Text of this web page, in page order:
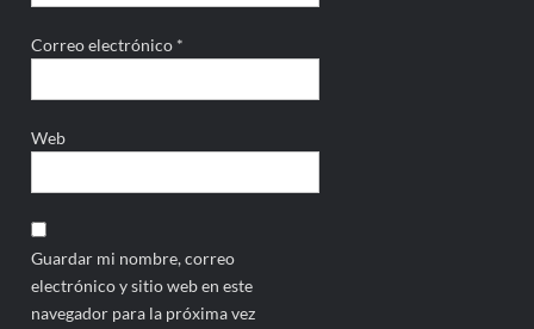
Correo electrónico *
Web
Guardar mi nombre, correo
electrónico y sitio web en este
navegador para la próxima vez